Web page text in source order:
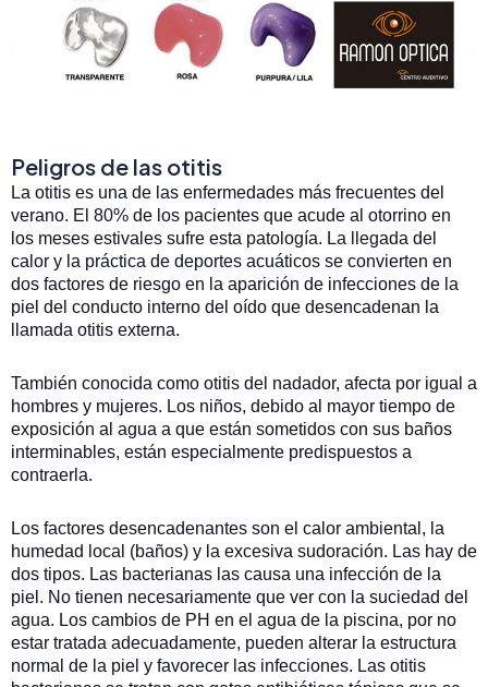
Peligros de las otitis
La otitis es una de las enfermedades más frecuentes del
verano. El 80% de los pacientes que acude al otorrino en
los meses estivales sufre esta patología. La llegada del
calor y la práctica de deportes acuáticos se convierten en
dos factores de riesgo en la aparición de infecciones de la
piel del conducto interno del oído que desencadenan la
llamada otitis externa.
También conocida como otitis del nadador, afecta por igual a
hombres y mujeres. Los niños, debido al mayor tiempo de
exposición al agua a que están sometidos con sus baños
interminables, están especialmente predispuestos a
contraerla.
Los factores desencadenantes son el calor ambiental, la
humedad local (baños) y la excesiva sudoración. Las hay de
dos tipos. Las bacterianas las causa una infección de la
piel. No tienen necesariamente que ver con la suciedad del
agua. Los cambios de PH en el agua de la piscina, por no
estar tratada adecuadamente, pueden alterar la estructura
normal de la piel y favorecer las infecciones. Las otitis